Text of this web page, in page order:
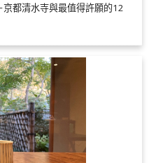
都清水寺與最值得許願的12